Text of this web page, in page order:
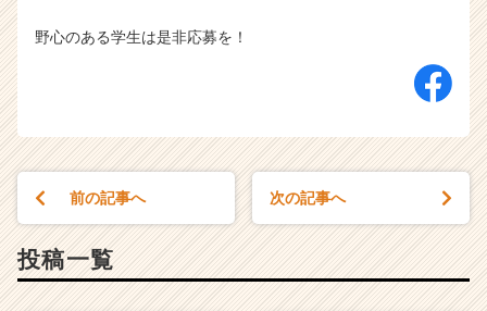
野心のある学生は是非応募を！
前の記事へ 次の記事へ
投稿一覧